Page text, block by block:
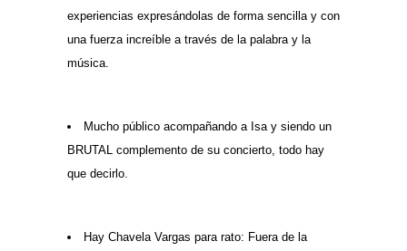
experiencias expresándolas de forma sencilla y con
una fuerza increíble a través de la palabra y la
música.
Mucho público acompañando a Isa y siendo un
BRUTAL complemento de su concierto, todo hay
que decirlo.
Hay Chavela Vargas para rato: Fuera de la